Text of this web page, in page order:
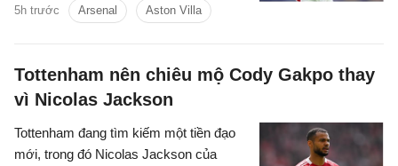
5h trước Arsenal Aston Villa
Tottenham nên chiêu mộ Cody Gakpo thay
vì Nicolas Jackson
Tottenham đang tìm kiếm một tiền đạo
mới, trong đó Nicolas Jackson của